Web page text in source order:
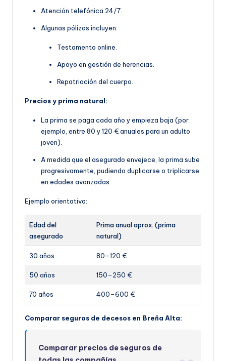
Atención telefónica 24/7.
Algunas pólizas incluyen:
Testamento online.
Apoyo en gestión de herencias.
Repatriación del cuerpo.
Precios y prima natural:
La prima se paga cada año y empieza baja (por
ejemplo, entre 80 y 120 € anuales para un adulto
joven).
A medida que el asegurado envejece, la prima sube
progresivamente, pudiendo duplicarse o triplicarse
en edades avanzadas.
Ejemplo orientativo:
Edad del
asegurado
Prima anual aprox. (prima
natural)
30 años 80–120 €
50 años 150–250 €
70 años 400–600 €
Comparar seguros de decesos en Breña Alta:
Comparar precios de seguros de